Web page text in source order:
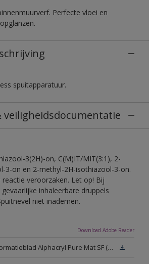
Perfecte vloei en
spuitapparatuur.
veiligheidsdocumentatie
3(2H)-on, C(M)IT/MIT(3:1), 2-
3-on en 2-methyl-2H-isothiazool-3-on.
reactie veroorzaken. Let op! Bij
inhaleerbare druppels
niet inademen.
Download Adobe Reader
Technisch Informatieblad Alphacryl Pure Mat SF (New Livery) (PDF)